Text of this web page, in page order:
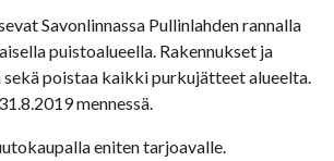
Savonlinnassa Pullinlahden rannalla
puistoalueella. Rakennukset ja
poistaa kaikki purkujätteet alueelta.
mennessä.
eniten tarjoavalle.